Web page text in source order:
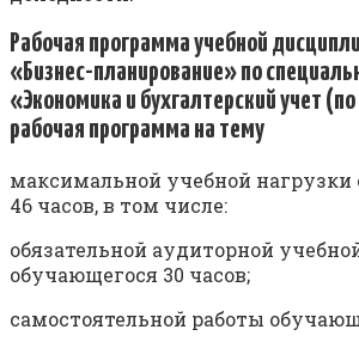
Рабочая программа учебной
«Бизнес-планирование» по
«Экономика и бухгалтерский учет
рабочая программа на тему
максимальной учебной
46 часов, в том числе:
обязательной аудиторной
обучающегося 30 часов;
самостоятельной работы